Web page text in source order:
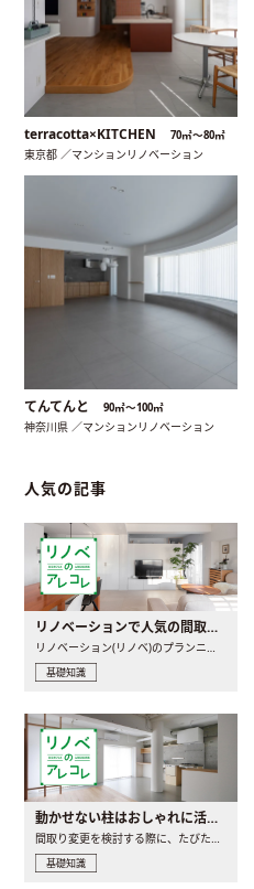
terracotta×KITCHEN 70㎡〜80㎡
東京都 ／マンションリノベーション
てんてんと 90㎡〜100㎡
神奈川県 ／マンションリノベーション
人気の記事
リノベーションで人気の間取りとは？トレンドの間取りと実例を徹底解説
基礎知識
動かせない柱はおしゃれに活用！柱を魅せるリノベーション(リノベ)4選
基礎知識